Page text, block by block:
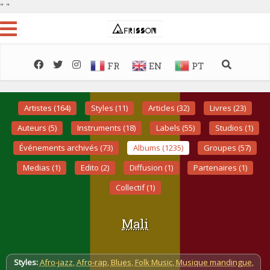
" "
FR EN PT
Artistes (164) Styles (11) Articles (32)
Livres (23)
Auteurs (5)
Instruments (18) Labels (55)
Studios (1)
Événements archivés (73)
Albums (1235)
Groupes (57)
Medias (1)
Edito (2) Diffusion (1)
Partenaires (1)
Collectif (1)
Mali
Styles:Afro-jazz,Afro-rap, Blues, Folk Music, Musique mandingue,